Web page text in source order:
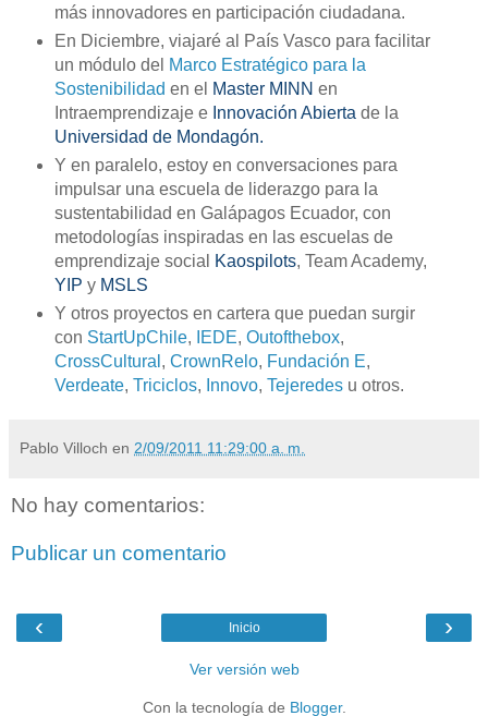
más innovadores en participación ciudadana.
En Diciembre, viajaré al País Vasco para facilitar
un módulo del Marco Estratégico para la
Sostenibilidad en el Master MINN en
Intraemprendizaje eInnovación Abierta de la
Universidad de Mondagón.
Y en paralelo, estoy en conversaciones para
impulsar una escuela de liderazgo para la
sustentabilidad en Galápagos Ecuador, con
metodologías inspiradas en las escuelas de
emprendizaje social
Kaospilots, Team Academy,
YIP y MSLS
Y otros proyectos en cartera que puedan surgir
con StartUpChile, IEDE, Outofthebox,
CrossCultural , CrownRelo, Fundación E,
Verdeate, Triciclos, Innovo, Tejeredesu otros.
Pablo Villoch en 2/09/2011 11:29:00 a. m.
No hay comentarios:
Publicar un comentario
‹ ›
Inicio
Ver versión web
Con la tecnología de Blogger.